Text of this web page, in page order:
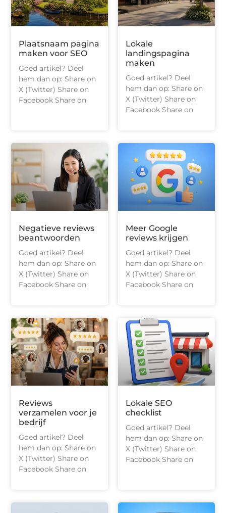
Plaatsnaam pagina
maken voor SEO
Goed artikel? Deel
hem dan op: Share on
X (Twitter) Share on
Facebook Share on
Lokale
landingspagina
maken
Goed artikel? Deel
hem dan op: Share on
X (Twitter) Share on
Facebook Share on
Negatieve reviews
beantwoorden
Goed artikel? Deel
hem dan op: Share on
X (Twitter) Share on
Facebook Share on
Meer Google
reviews krijgen
Goed artikel? Deel
hem dan op: Share on
X (Twitter) Share on
Facebook Share on
Reviews
verzamelen voor je
bedrijf
Goed artikel? Deel
hem dan op: Share on
X (Twitter) Share on
Facebook Share on
Lokale SEO
checklist
Goed artikel? Deel
hem dan op: Share on
X (Twitter) Share on
Facebook Share on